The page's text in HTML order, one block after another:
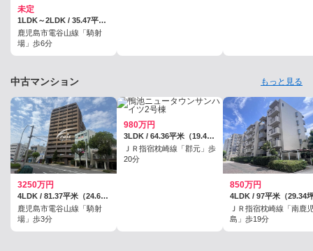
未定
1LDK～2LDK / 35.47平米～57.75平米
鹿児島市電谷山線「騎射
場」歩6分
中古マンション もっと見る
3250万円
4LDK / 81.37平米（24.61坪）（壁芯）
鹿児島市電谷山線「騎射
場」歩3分
980万円
3LDK / 64.36平米（19.46坪）（壁芯）
ＪＲ指宿枕崎線「郡元」歩
20分
850万円
ＪＲ指宿枕崎線「南鹿
島」歩19分